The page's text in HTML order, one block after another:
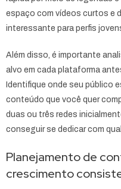
espaço com vídeos curtos e
interessante para perfis
Além disso, é importante
alvo em cada plataforma
Identifique onde seu público
conteúdo que você quer
duas ou três redes
conseguir se dedicar com
Planejamento de
crescimento